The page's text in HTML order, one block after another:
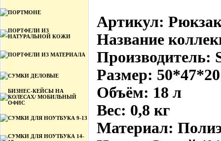
ПОРТМОНЕ
ПОРТФЕЛИ ИЗ
НАТУРАЛЬНОЙ КОЖИ
ПОРТФЕЛИ ИЗ МАТЕРИАЛА
СУМКИ ДЕЛОВЫЕ
БИЗНЕС-КЕЙСЫ НА
КОЛЕСАХ/ МОБИЛЬНЫЙ
ОФИС
СУМКИ ДЛЯ НОУТБУКА 9-13
СУМКИ ДЛЯ НОУТБУКА 14-
Артикул:
Название
Производитель:
Размер: 50*47*20
Объём: 18 л
Вес: 0,8 кг
Материал: